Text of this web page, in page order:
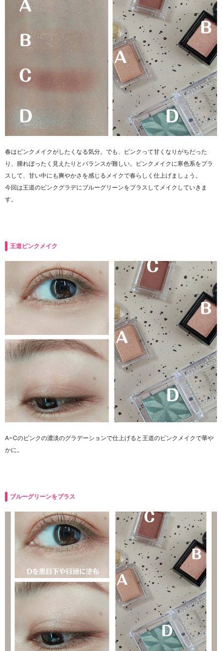
春はピンクメイクがしたくなる気分。でも、ピンクって甘くなりがちだった
り、腫れぼったく見えたりとバランスが難しい。ピンクメイクに寒色系をプラ
スして、甘い中にも爽やかさを感じるメイクで春らしく仕上げましょう。
今回は王道のピンクグラデにブルーグリーンをプラスしてメイクしていきま
す。
王道ピンクメイク
A~Cのピンクの濃淡のグラデーションで仕上げると王道のピンクメイクで華や
かに。
ブルーグリーンをプラス